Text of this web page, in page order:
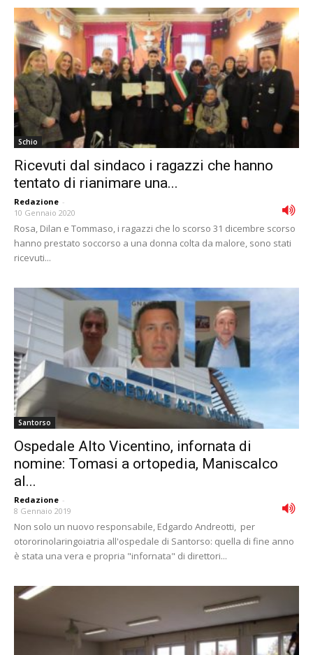
Schio
Ricevuti dal sindaco i ragazzi che hanno
tentato di rianimare una...
Redazione -
10 Gennaio 2020
Rosa, Dilan e Tommaso, i ragazzi che lo scorso 31 dicembre scorso
hanno prestato soccorso a una donna colta da malore, sono stati
ricevuti...
Santorso
Ospedale Alto Vicentino, infornata di
nomine: Tomasi a ortopedia, Maniscalco
al...
Redazione -
8 Gennaio 2019
Non solo un nuovo responsabile, Edgardo Andreotti, per
otororinolaringoiatria all'ospedale di Santorso: quella di fine anno
è stata una vera e propria "infornata" di direttori...